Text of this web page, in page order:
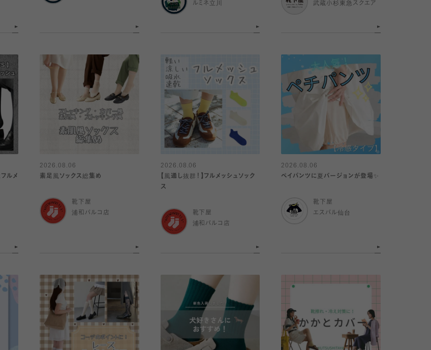
ルミネ立川
武蔵小杉東急スクエア
ルメ
2026.08.06
素足風ソックス総集め
靴下屋
浦和パルコ店
2026.08.06
【風通し抜群！】フルメッシュソック
ス
靴下屋
浦和パルコ店
2026.08.06
ペイパンツに夏バージョンが登場✨
靴下屋
エスパル仙台